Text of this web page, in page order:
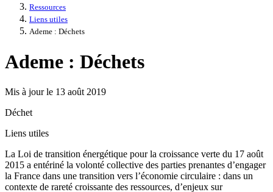
Ressources
Liens utiles
Ademe : Déchets
Ademe : Déchets
Mis à jour le 13 août 2019
Déchet
Liens utiles
La Loi de transition énergétique pour la croissance verte du 17 août
2015 a entériné la volonté collective des parties prenantes d’engager
la France dans une transition vers l’économie circulaire : dans un
contexte de rareté croissante des ressources, d’enjeux sur